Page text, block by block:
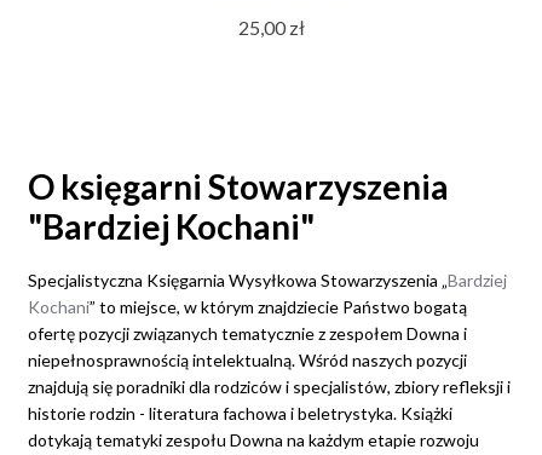
25,00 zł
O księgarni Stowarzyszenia
"Bardziej Kochani"
Specjalistyczna Księgarnia Wysyłkowa Stowarzyszenia „Bardziej
Kochani” to miejsce, w którym znajdziecie Państwo bogatą
ofertę pozycji związanych tematycznie z zespołem Downa i
niepełnosprawnością intelektualną. Wśród naszych pozycji
znajdują się poradniki dla rodziców i specjalistów, zbiory refleksji i
historie rodzin - literatura fachowa i beletrystyka. Książki
dotykają tematyki zespołu Downa na każdym etapie rozwoju